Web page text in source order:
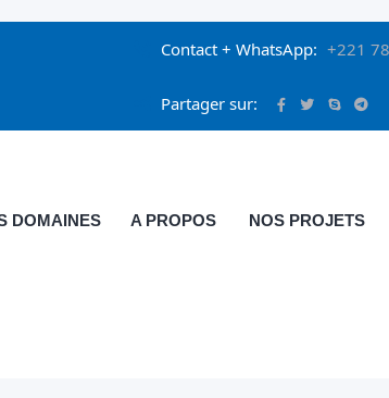
Contact + WhatsApp: +221
Partager sur:
DOMAINES A PROPOS NOS PROJETS